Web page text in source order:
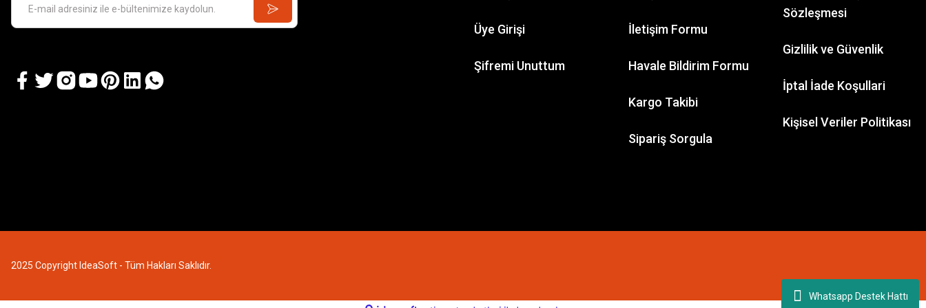
Whatsapp Destek Hattı
Üye Girişi
Şifremi Unuttum
İletişim Formu
Havale Bildirim Formu
Kargo Takibi
Sipariş Sorgula
Sözleşmesi
Gizlilik ve Güvenlik
İptal İade Koşullari
Kişisel Veriler Politikası
2025 Copyright IdeaSoft - Tüm Hakları Saklıdır.